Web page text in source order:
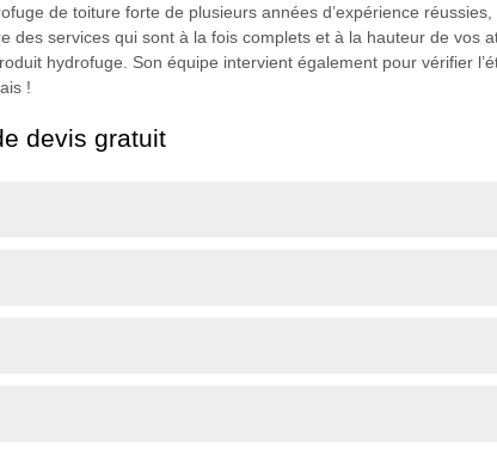
de toiture forte de plusieurs années d’expérience
des services qui sont à la fois complets et à la hauteur de
hydrofuge. Son équipe intervient également pour vérifier
!
devis gratuit